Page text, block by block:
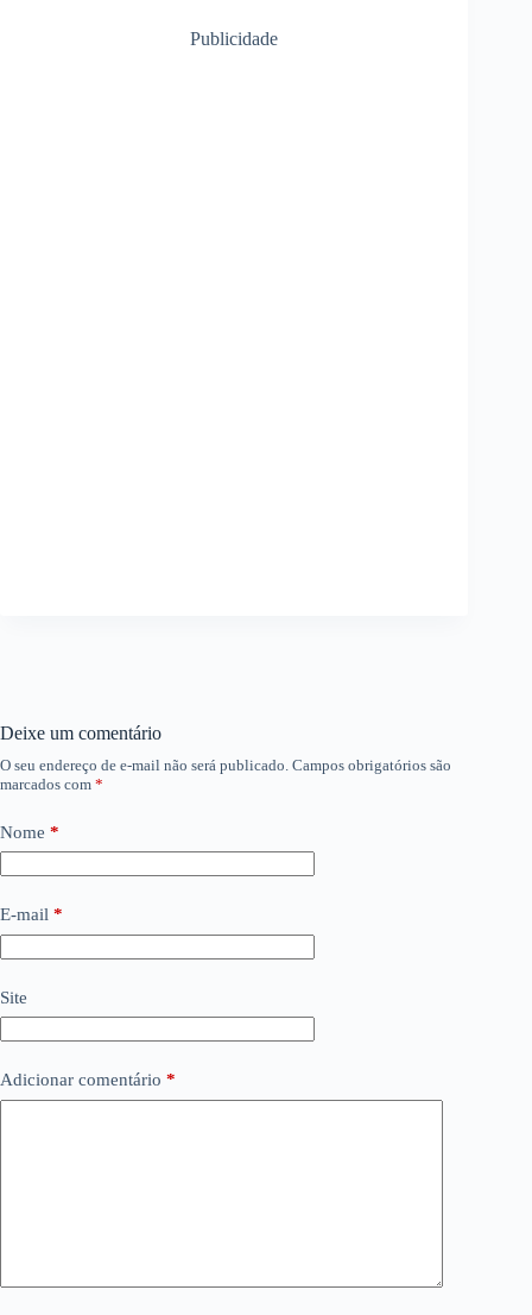
Publicidade
Deixe um comentário
O seu endereço de e-mail não será publicado. Campos obrigatórios são
marcados com *
Nome *
E-mail *
Site
Adicionar comentário *